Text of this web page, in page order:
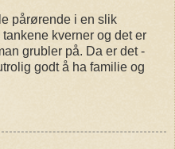
pårørende i en slik
kverner og det er
grubler på. Da er det -
godt å ha familie og